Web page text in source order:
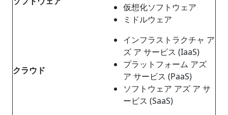
仮想化ソフトウェア
ミドルウェア
クラウド
インフラストラクチャ ア
ズ ア サービス (IaaS)
プラットフォーム アズ
ア サービス (PaaS)
ソフトウェア アズ ア サ
ービス (SaaS)